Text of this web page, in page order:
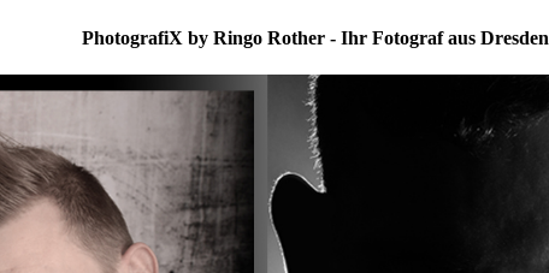
PhotografiX by Ringo Rother - Ihr Fotograf aus Dresden